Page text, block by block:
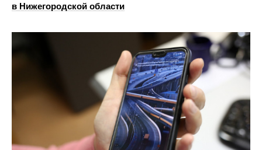
в Нижегородской области